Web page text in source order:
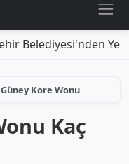
Belediyesi'nden
Güney Kore Wonu
Kaç